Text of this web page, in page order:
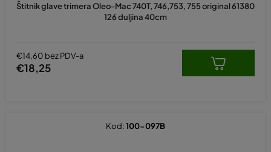
Štitnik glave trimera Oleo-Mac 740T, 746,753, 755 original 61380
126 duljina 40cm
proizvoda
je
€14,60 bez PDV-a
€18,25
Kod:100-097B